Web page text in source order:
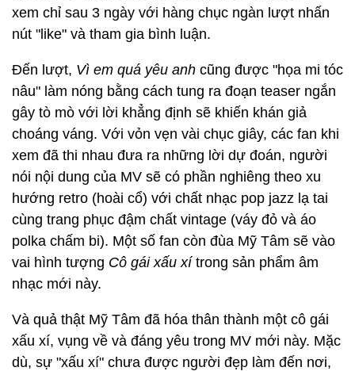
xem chỉ sau 3 ngày với hàng chục ngàn lượt nhấn
nút "like" và tham gia bình luận.
Đến lượt, Vì em quá yêu anh cũng được "họa mi tóc
nâu" làm nóng bằng cách tung ra đoạn teaser ngắn
gây tò mò với lời khẳng định sẽ khiến khán giả
choáng váng. Với vỏn vẹn vài chục giây, các fan khi
xem đã thi nhau đưa ra những lời dự đoán, người
nói nội dung của MV sẽ có phần nghiêng theo xu
hướng retro (hoài cổ) với chất nhạc pop jazz lạ tai
cùng trang phục đậm chất vintage (váy đỏ và áo
polka chấm bi). Một số fan còn đùa Mỹ Tâm sẽ vào
vai hình tượng Cô gái xấu xí trong sản phẩm âm
nhạc mới này.
Và quả thật Mỹ Tâm đã hóa thân thành một cô gái
xấu xí, vụng về và đáng yêu trong MV mới này. Mặc
dù, sự "xấu xí" chưa được người đẹp làm đến nơi,